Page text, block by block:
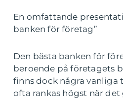
En omfattande
banken för företag”
Den bästa banken för
beroende på företagets
finns dock några vanliga
ofta rankas högst när